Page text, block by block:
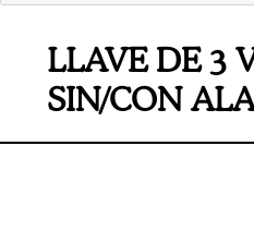
LLAVE DE 3
SIN/CON